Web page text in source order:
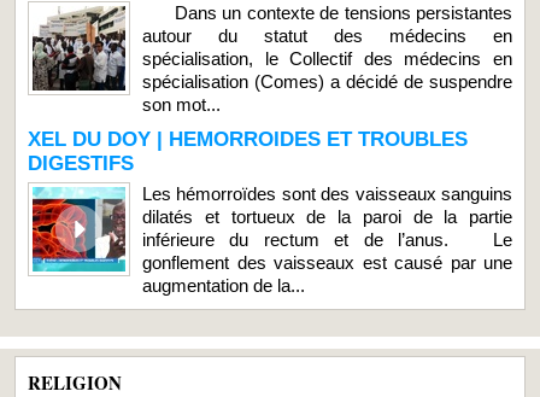
Dans un contexte de tensions persistantes
autour du statut des médecins en
spécialisation, le Collectif des médecins en
spécialisation (Comes) a décidé de suspendre
son mot...
XEL DU DOY | HEMORROIDES ET TROUBLES
DIGESTIFS
Les hémorroïdes sont des vaisseaux sanguins
dilatés et tortueux de la paroi de la partie
inférieure du rectum et de l’anus. Le
gonflement des vaisseaux est causé par une
augmentation de la...
RELIGION